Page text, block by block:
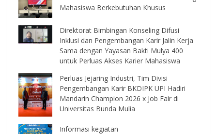
Mahasiswa Berkebutuhan Khusus
Direktorat Bimbingan Konseling Difusi
Inklusi dan Pengembangan Karir Jalin Kerja
Sama dengan Yayasan Bakti Mulya 400
untuk Perluas Akses Karier Mahasiswa
Perluas Jejaring Industri, Tim Divisi
Pengembangan Karir BKDIPK UPI Hadiri
Mandarin Champion 2026 x Job Fair di
Universitas Bunda Mulia
Informasi kegiatan